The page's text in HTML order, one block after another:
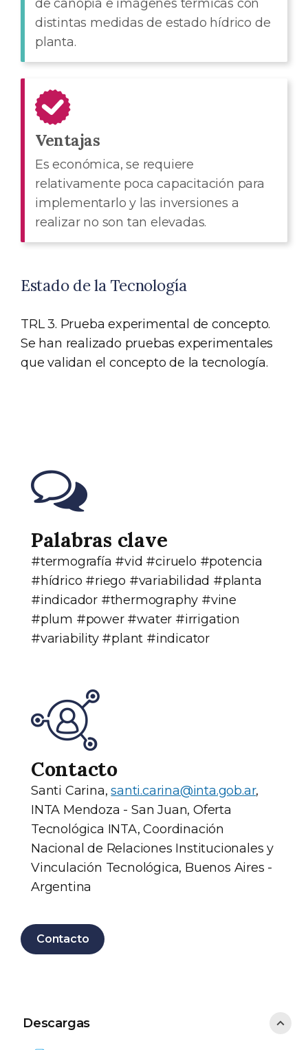
de canopia e imágenes térmicas con
distintas medidas de estado hídrico de
planta.
Ventajas
Es económica, se requiere
relativamente poca capacitación para
implementarlo y las inversiones a
realizar no son tan elevadas.
Estado de la Tecnología
TRL 3. Prueba experimental de concepto.
Se han realizado pruebas experimentales
que validan el concepto de la tecnología.
Palabras clave
#termografía #vid #ciruelo #potencia
#hídrico #riego #variabilidad #planta
#indicador #thermography #vine
#plum #power #water #irrigation
#variability #plant #indicator
Contacto
Santi Carina,santi.carina@inta.gob.ar,
INTA Mendoza - San Juan, Oferta
Tecnológica INTA, Coordinación
Nacional de Relaciones Institucionales y
Vinculación Tecnológica, Buenos Aires -
Argentina
Contacto
Descargas
Descargas